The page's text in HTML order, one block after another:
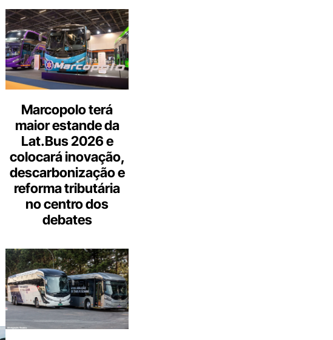
Marcopolo terá
maior estande da
Lat.Bus 2026 e
colocará inovação,
descarbonização e
reforma tributária
no centro dos
debates